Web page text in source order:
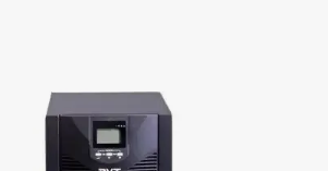
D-link
Оптические